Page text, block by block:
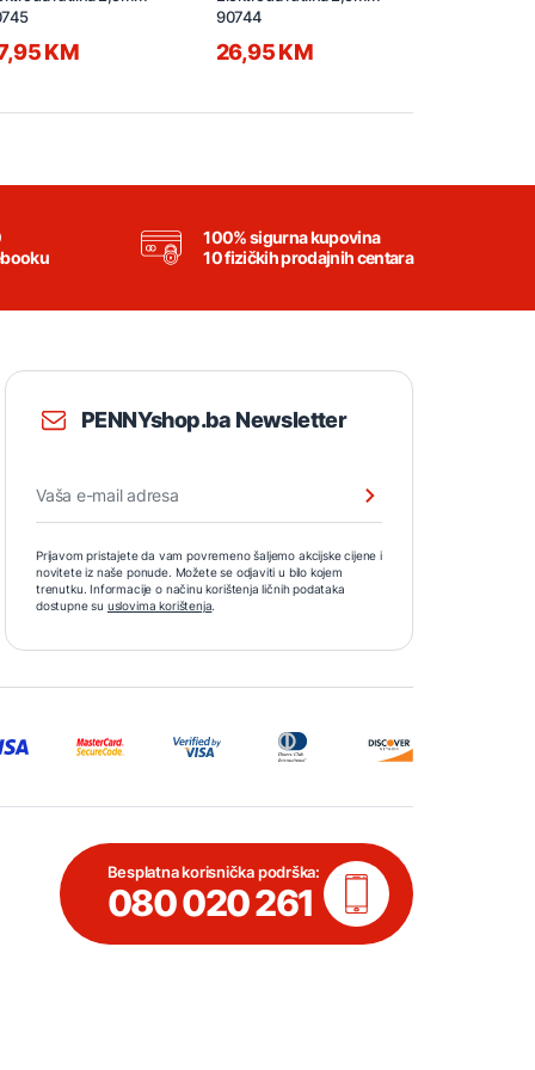
KM
90744
26,95 KM
100% sigurna kupovina
10 fizičkih prodajnih centara
PENNYshop.ba Newsletter
Prijavom pristajete da vam povremeno šaljemo akcijske cijene i
novitete iz naše ponude. Možete se odjaviti u bilo kojem
trenutku. Informacije o načinu korištenja ličnih podataka
dostupne su uslovima korištenja.
Besplatna korisnička podrška:
080 020 261